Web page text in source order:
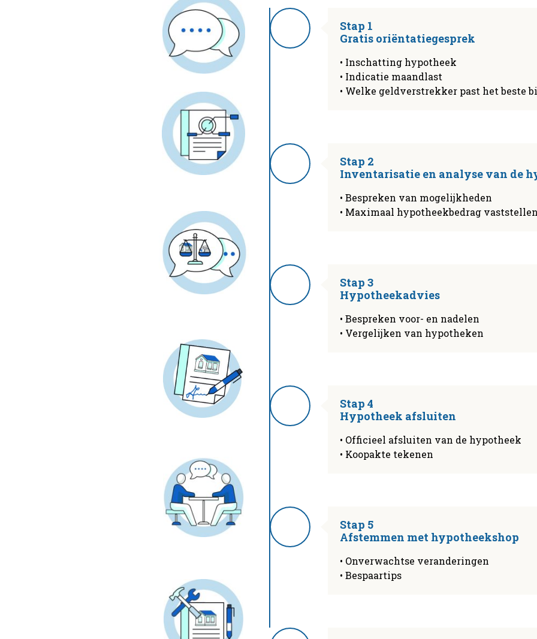
Stap 1
Gratis oriëntatiegesprek
• Inschatting hypotheek
• Indicatie maandlast
• Welke geldverstrekker past het beste
Stap 2
Inventarisatie en analyse van de
• Bespreken van mogelijkheden
• Maximaal hypotheekbedrag vaststellen
Stap 3
Hypotheekadvies
• Bespreken voor- en nadelen
• Vergelijken van hypotheken
Stap 4
Hypotheek afsluiten
• Officieel afsluiten van de hypotheek
• Koopakte tekenen
Stap 5
Afstemmen met hypotheekshop
• Onverwachtse veranderingen
• Bespaartips